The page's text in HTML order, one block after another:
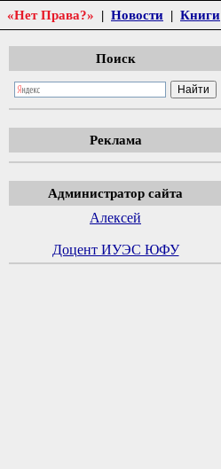
«Нет Права?» | Новости | Книги
Поиск
Реклама
Администратор сайта
Алексей
Доцент ИУЭС ЮФУ